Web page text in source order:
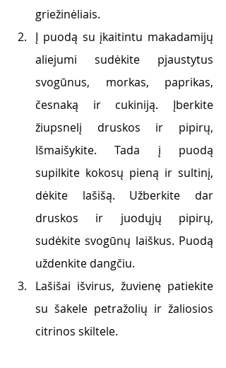
griežinėliais.
Į puodą su įkaitintu makadamijų
aliejumi sudėkite pjaustytus
svogūnus, morkas, paprikas,
česnaką ir cukiniją. Įberkite
žiupsnelį druskos ir pipirų,
Išmaišykite. Tada į puodą
supilkite kokosų pieną ir sultinį,
dėkite lašišą. Užberkite dar
druskos ir juodųjų pipirų,
sudėkite svogūnų laiškus. Puodą
uždenkite dangčiu.
Lašišai išvirus, žuvienę patiekite
su šakele petražolių ir žaliosios
citrinos skiltele.